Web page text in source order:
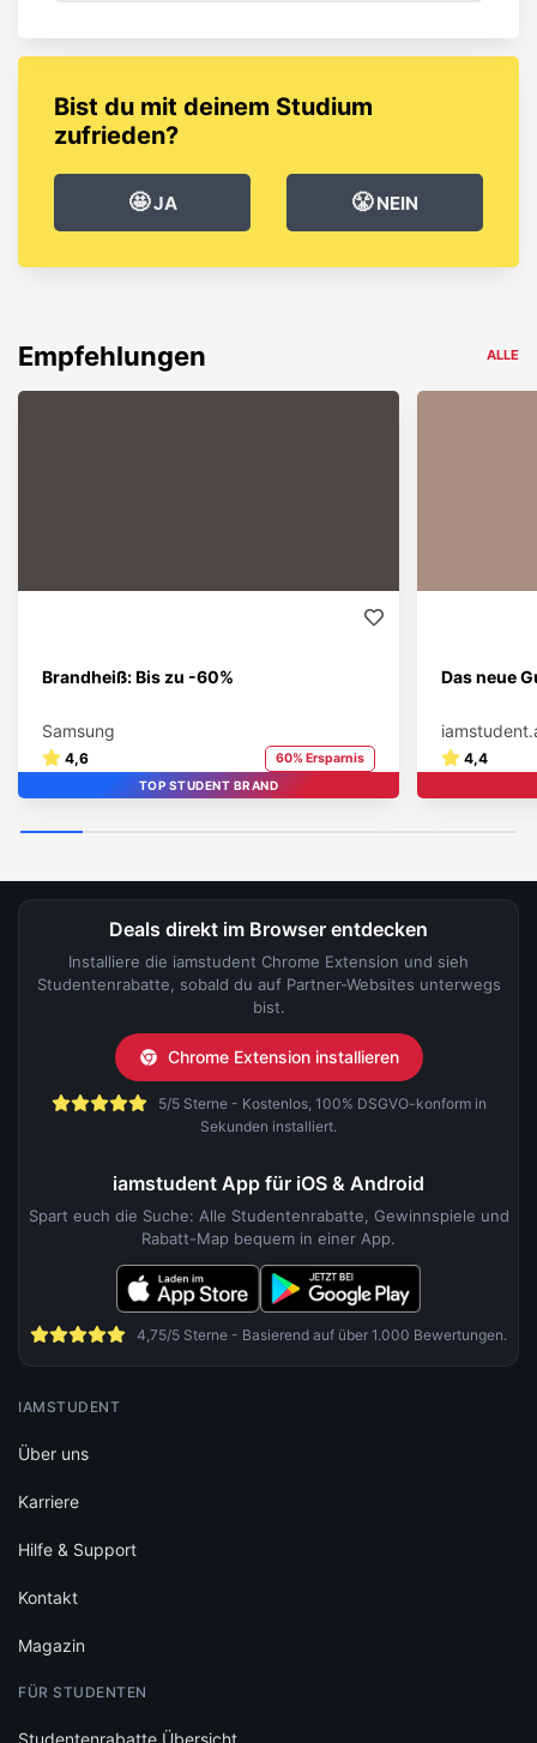
Bist du mit deinem Studium
zufrieden?
🤩JA 😤NEIN
Empfehlungen ALLE
Brandheiß: Bis zu -60%
Samsung
4,6 60% Ersparnis
TOP STUDENT BRAND
Das neue
4,4
Deals direkt im Browser entdecken
Installiere die iamstudent Chrome Extension und sieh
Studentenrabatte, sobald du auf Partner-Websites unterwegs
bist.
Chrome Extension installieren
5/5 Sterne - Kostenlos, 100% DSGVO-konform in
Sekunden installiert.
iamstudent App für iOS & Android
Spart euch die Suche: Alle Studentenrabatte, Gewinnspiele und
Rabatt-Map bequem in einer App.
4,75/5 Sterne - Basierend auf über 1.000 Bewertungen.
IAMSTUDENT
Über uns
Karriere
Hilfe & Support
Kontakt
Magazin
FÜR STUDENTEN
Studentenrabatte Übersicht